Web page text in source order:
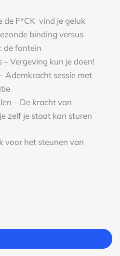
de F*CK vind je geluk
binding versus
de fontein
Vergeving kun je doen!
Ademkracht sessie met
– De kracht van
zelf je staat kan sturen
voor het steunen van